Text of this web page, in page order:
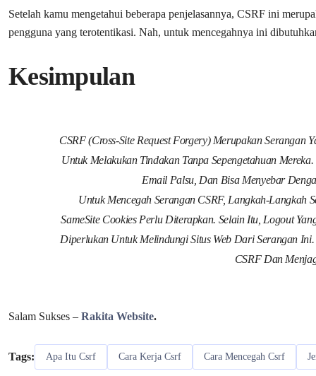
Setelah kamu mengetahui beberapa penjelasannya, CSRF ini
pengguna yang terotentikasi. Nah, untuk mencegahnya ini
Kesimpulan
CSRF (Cross-Site Request Forgery) Merupakan Serangan
Untuk Melakukan Tindakan Tanpa Sepengetahuan
Email Palsu, Dan Bisa Menyebar
Untuk Mencegah Serangan CSRF, Langkah-Langkah
SameSite Cookies Perlu Diterapkan. Selain Itu, Logout
Diperlukan Untuk Melindungi Situs Web Dari Serangan
CSRF Dan
Salam Sukses – Rakita Website.
Tags: Apa Itu Csrf Cara Kerja Csrf Cara Mencegah Csrf